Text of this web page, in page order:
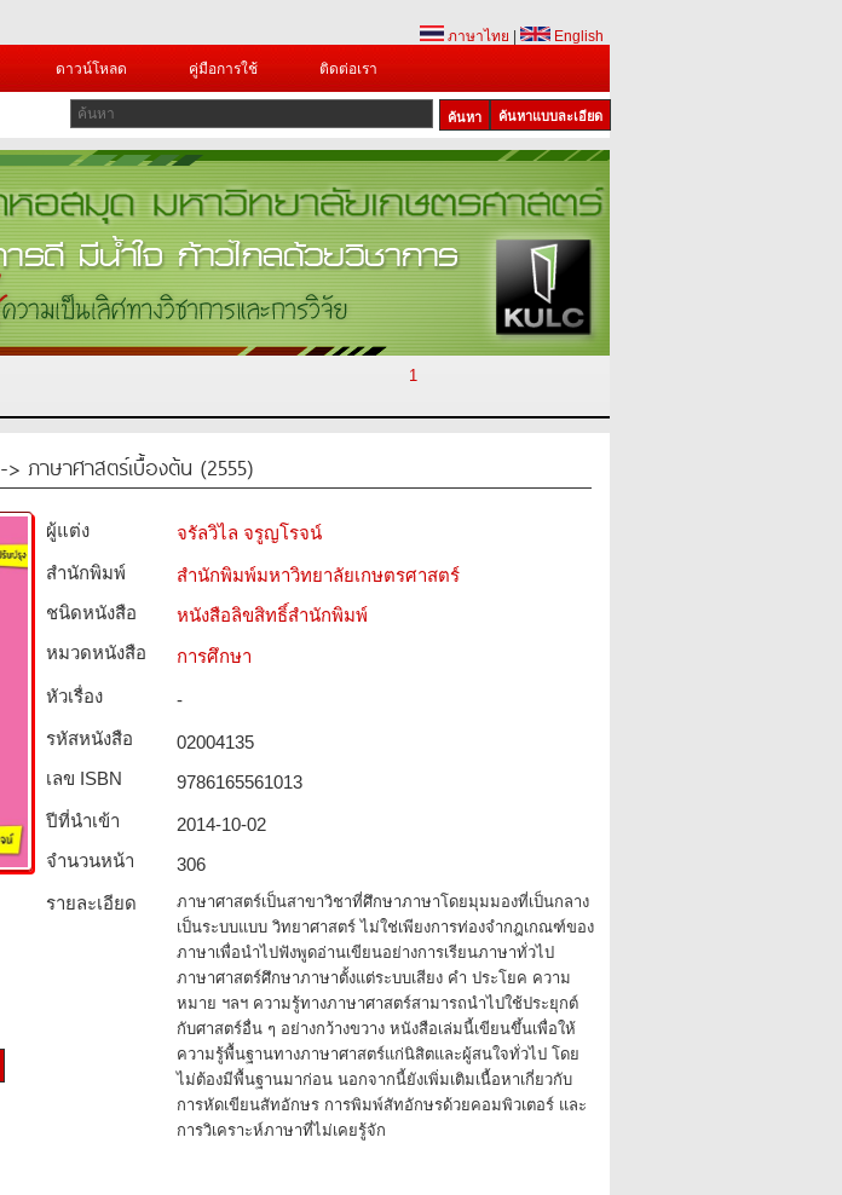
ภาษาไทย
English
ดาวน์โหลด คู่มือการใช้ ติดต่อเรา
ค้นหาแบบละเอียด
1
-> ภาษาศาสตร์เบื้องต้น (2555)
ผู้แต่ง
จรัลวิไล จรูญโรจน์
สำนักพิมพ์
สำนักพิมพ์มหาวิทยาลัยเกษตรศาสตร์
ชนิดหนังสือ­
หนังสือลิขสิทธิ์สำนักพิมพ์
หมวดหนังสือ­
การศึกษา
หัวเรื่อง
-
รหัสหนังสือ­
02004135
เลข ISBN
9786165561013
ปีที่นำเข้า
2014-10-02
จำนวนหน้า
306
รายละเอียด
ภาษาศาสตร์เป็นสาขาวิชาที่ศึกษาภาษาโดยมุมมองที่เป็นกลาง
เป็นระบบแบบ วิทยาศาสตร์ ไม่ใช่เพียงการท่องจำกฎเกณฑ์ของ
ภาษาเพื่อนำไปฟังพูดอ่านเขียนอย่างการเรียนภาษาทั่วไป
ภาษาศาสตร์ศึกษาภาษาตั้งแต่ระบบเสียง คำ ประโยค ความ
หมาย ฯลฯ ความรู้ทางภาษาศาสตร์สามารถนำไปใช้ประยุกต์
กับศาสตร์อื่น ๆ อย่างกว้างขวาง หนังสือเล่มนี้เขียนขึ้นเพื่อให้
ความรู้พื้นฐานทางภาษาศาสตร์แก่นิสิตและผู้สนใจทั่วไป โดย
ไม่ต้องมีพื้นฐานมาก่อน นอกจากนี้ยังเพิ่มเติมเนื้อหาเกี่ยวกับ
การหัดเขียนสัทอักษร การพิมพ์สัทอักษรด้วยคอมพิวเตอร์ และ
การวิเคราะห์ภาษาที่ไม่เคยรู้จัก